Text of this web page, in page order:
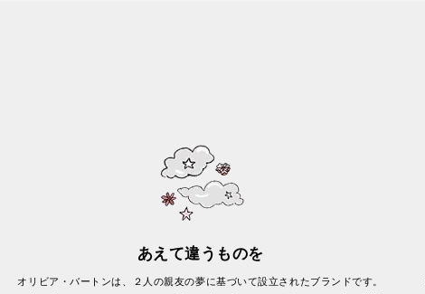
あえて違うものを
オリビア・バートンは、２人の親友の夢に基づいて設立されたブランドです。